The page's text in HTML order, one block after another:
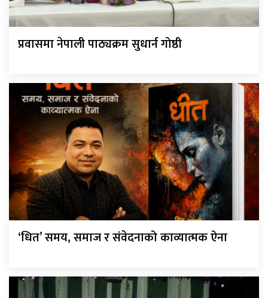
प्रवासमा नेपाली पाठ्यक्रम सुधार्न गोष्ठी
‘धित’ समय, समाज र संवेदनाको काव्यात्मक ऐना